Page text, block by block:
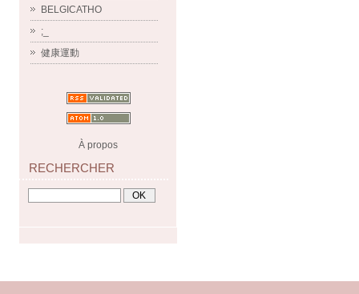
BELGICATHO
;_
健康運動
À propos
RECHERCHER